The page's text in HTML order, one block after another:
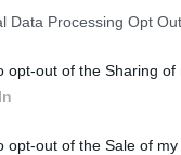
Data Processing Opt
opt-out of the Sharing of
opt-out of the Sale of my
per
È adeguato a
progetti ad alta
strumenti di